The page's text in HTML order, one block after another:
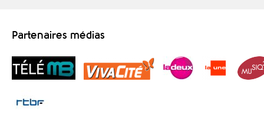
Partenaires médias